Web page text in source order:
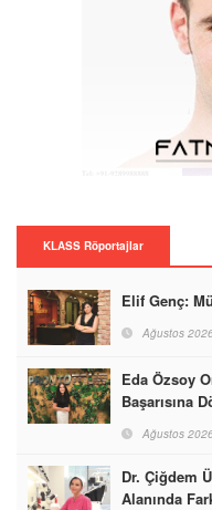
KLASS Röportajlar
Elif Genç:
Ağustos
Eda Özsoy
Başarısına
Ağustos
Dr. Çiğdem
Alanında